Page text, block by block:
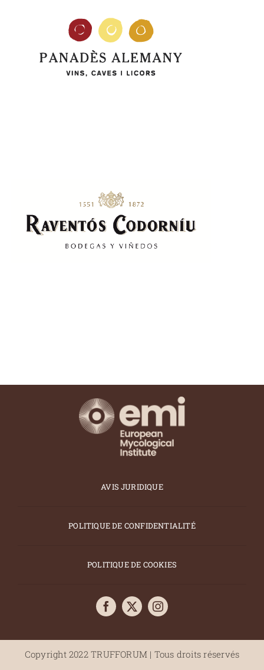
AVIS JURIDIQUE
POLITIQUE DE CONFIDENTIALITÉ
POLITIQUE DE COOKIES
Copyright 2022 TRUFFORUM | Tous droits réservés